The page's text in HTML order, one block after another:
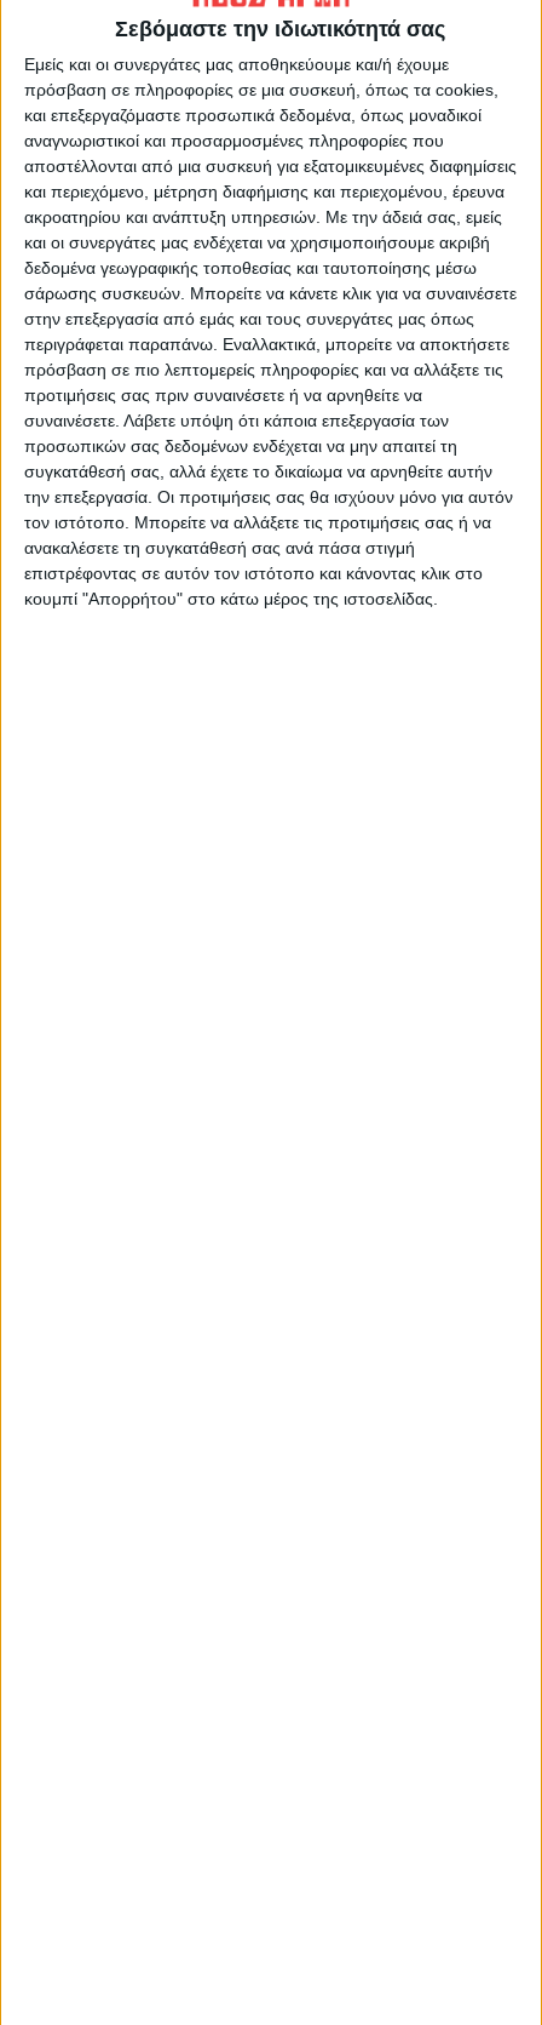
Σεβόμαστε την ιδιωτικότητά σας
Εμείς και οι συνεργάτες μας αποθηκεύουμε και/ή έχουμε
πρόσβαση σε πληροφορίες σε μια συσκευή, όπως τα cookies,
και επεξεργαζόμαστε προσωπικά δεδομένα, όπως μοναδικοί
αναγνωριστικοί και προσαρμοσμένες πληροφορίες που
αποστέλλονται από μια συσκευή για εξατομικευμένες διαφημίσεις
και περιεχόμενο, μέτρηση διαφήμισης και περιεχομένου, έρευνα
ακροατηρίου και ανάπτυξη υπηρεσιών. Με την άδειά σας, εμείς
και οι συνεργάτες μας ενδέχεται να χρησιμοποιήσουμε ακριβή
δεδομένα γεωγραφικής τοποθεσίας και ταυτοποίησης μέσω
σάρωσης συσκευών. Μπορείτε να κάνετε κλικ για να συναινέσετε
στην επεξεργασία από εμάς και τους συνεργάτες μας όπως
περιγράφεται παραπάνω. Εναλλακτικά, μπορείτε να αποκτήσετε
πρόσβαση σε πιο λεπτομερείς πληροφορίες και να αλλάξετε τις
προτιμήσεις σας πριν συναινέσετε ή να αρνηθείτε να
συναινέσετε. Λάβετε υπόψη ότι κάποια επεξεργασία των
προσωπικών σας δεδομένων ενδέχεται να μην απαιτεί τη
συγκατάθεσή σας, αλλά έχετε το δικαίωμα να αρνηθείτε αυτήν
την επεξεργασία. Οι προτιμήσεις σας θα ισχύουν μόνο για αυτόν
τον ιστότοπο. Μπορείτε να αλλάξετε τις προτιμήσεις σας ή να
ανακαλέσετε τη συγκατάθεσή σας ανά πάσα στιγμή
επιστρέφοντας σε αυτόν τον ιστότοπο και κάνοντας κλικ στο
κουμπί "Απορρήτου" στο κάτω μέρος της ιστοσελίδας.
Τελευταίες Ειδήσεις Σήμερα
Ακολούθησε την εφημερίδα ΝΕΟΣ
ΑΓΩΝ στο Google News!
Όλες οι εξελίξεις στην περιοχή της
Καρδίτσας και ευρύτερα της Θεσσαλίας
ΠΡΟΗΓΟΥΜΕΝΟ ΑΡΘΡΟ
Κορονοϊός: Ανακοινώθηκαν
34 νέα κρούσματα, στα 133 ο
συνολικός αριθμός
ΕΠΟΜΕΝΟ ΑΡΘΡΟ
Ο εφιάλτης του κορωνοϊού
συνεχίζεται στην Ιταλία: 189
νέοι θάνατοι, 2651 νέα